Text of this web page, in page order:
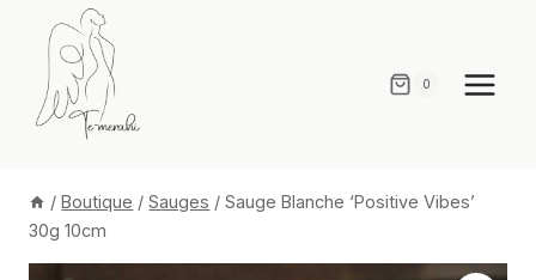
contenu
0
/ Boutique / Sauges / Sauge Blanche ‘Positive Vibes’
30g 10cm